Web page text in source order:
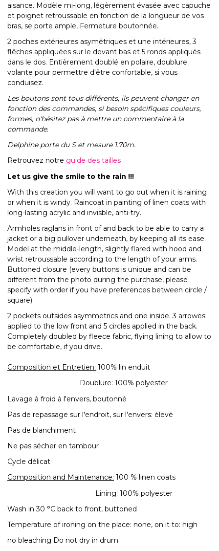
aisance. Modèle mi-long, légèrement évasée avec capuche
et poignet retroussable en fonction de la longueur de vos
bras, se porte ample, Fermeture boutonnée.
2 poches extérieures asymétriques et une intérieures, 3
flêches appliquées sur le devant bas et 5 ronds appliqués
dans le dos. Entièrement doublé en polaire, doublure
volante pour permettre d'être confortable, si vous
conduisez.
Les boutons sont tous différents, ils peuvent changer en
fonction des commandes, si besoin spécifiques couleurs,
formes, n'hésitez pas à mettre un commentaire à la
commande.
Delphine porte du S et mesure 1.70m.
Retrouvez notre guide des tailles
Let us give the smile to the rain !!!
With this creation you will want to go out when it is raining
or when it is windy. Raincoat in painting of linen coats with
long-lasting acrylic and invisble, anti-try.
Armholes raglans in front of and back to be able to carry a
jacket or a big pullover underneath, by keeping all its ease.
Model at the middle-length, slightly flared with hood and
wrist retroussable according to the length of your arms.
Buttoned closure (every buttons is unique and can be
different from the photo during the purchase, please
specify with order if you have preferences between circle /
square).
2 pockets outsides asymmetrics and one inside. 3 arrowes
applied to the low front and 5 circles applied in the back.
Completely doubled by fleece fabric, flying lining to allow to
be comfortable, if you drive.
Composition et Entretien: 100% lin enduit
Doublure: 100% polyester
Lavage à froid à l'envers, boutonné
Pas de repassage sur l'endroit, sur l'envers: élevé
Pas de blanchiment
Ne pas sécher en tambour
Cycle délicat
Composition and Maintenance: 100 % linen coats
Lining: 100% polyester
Wash in 30 °C back to front, buttoned
Temperature of ironing on the place: none, on it to: high
no bleaching Do not dry in drum